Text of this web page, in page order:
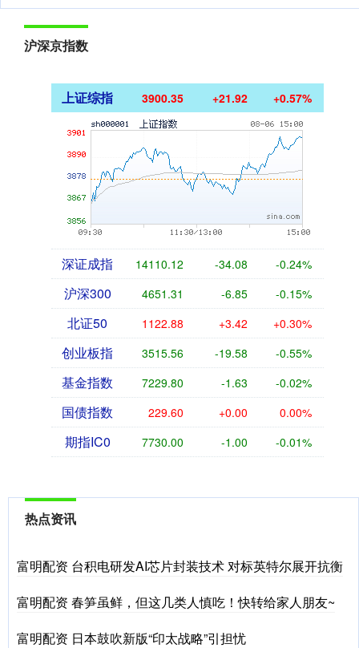
沪深京指数
上证综指 3900.35 +21.92 +0.57%
深证成指 14110.12 -34.08 -0.24%
沪深300 4651.31 -6.85 -0.15%
北证50 1122.88 +3.42 +0.30%
创业板指 3515.56 -19.58 -0.55%
基金指数 7229.80 -1.63 -0.02%
国债指数 229.60 +0.00 0.00%
期指IC0 7730.00 -1.00 -0.01%
热点资讯
富明配资 台积电研发AI芯片封装技术 对标英特尔展开抗衡
富明配资 春笋虽鲜，但这几类人慎吃！快转给家人朋友~
富明配资 日本鼓吹新版“印太战略”引担忧